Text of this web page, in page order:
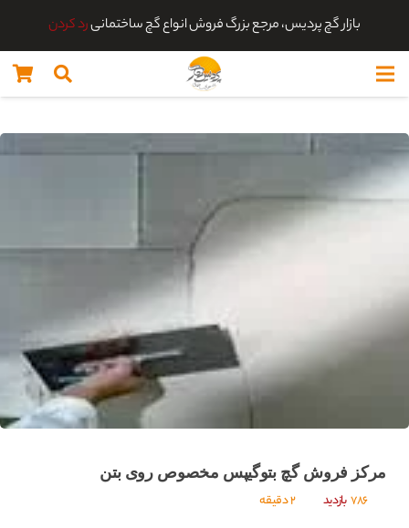
بازار گچ پردیس، مرجع بزرگ فروش انواع گچ ساختمانیرد کردن
مرکز فروش گچ بتوگیپس مخصوص روی بتن
786بازدید 2 دقیقه